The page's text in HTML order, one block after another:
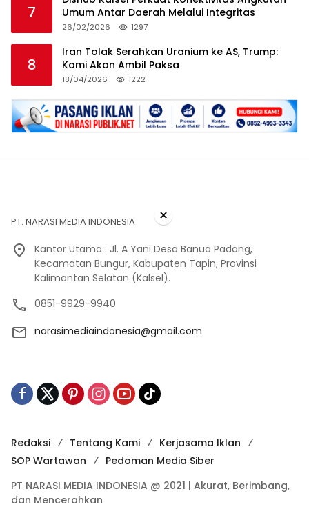
7
Umum Antar Daerah Melalui Integritas
26/02/2026 1297
8
Iran Tolak Serahkan Uranium ke AS, Trump:
Kami Akan Ambil Paksa
18/04/2026 1222
PT. NARASI MEDIA INDONESIA
Kantor Utama : Jl. A Yani Desa Banua Padang,
Kecamatan Bungur, Kabupaten Tapin, Provinsi
Kalimantan Selatan (Kalsel).
0851-9929-9940
narasimediaindonesia@gmail.com
Redaksi Tentang Kami
Kerjasama Iklan
SOP Wartawan
Pedoman Media Siber
PT NARASI MEDIA INDONESIA @ 2021 | Akurat, Berimbang,
dan Mencerahkan
×